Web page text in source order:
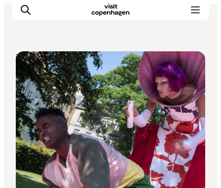
This is Copenhagen
Aktiviteter
Spis & drik
Områder
Planlæg din tur
CopenPay
Copenhagen Card
Teatre / biografer